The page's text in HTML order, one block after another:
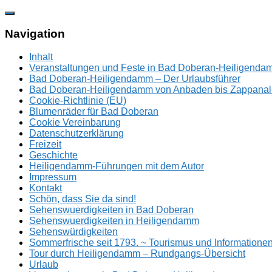
Zum
springen
Navigation
Inhalt
Veranstaltungen und Feste in Bad Doberan-
Bad Doberan-Heiligendamm – Der Urlaubsführer
Bad Doberan-Heiligendamm von Anbaden bis
Cookie-Richtlinie (EU)
Blumenräder für Bad Doberan
Cookie Vereinbarung
Datenschutzerklärung
Freizeit
Geschichte
Heiligendamm-Führungen mit dem Autor
Impressum
Kontakt
Schön, dass Sie da sind!
Sehenswuerdigkeiten in Bad Doberan
Sehenswuerdigkeiten in Heiligendamm
Sehenswürdigkeiten
Sommerfrische seit 1793. ~ Tourismus und
Tour durch Heiligendamm – Rundgangs-Übersicht
Urlaub